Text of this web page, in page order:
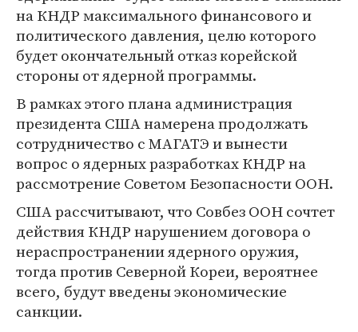
на КНДР максимального финансового и
политического давления, целю которого
будет окончательный отказ корейской
стороны от ядерной программы.
В рамках этого плана администрация
президента США намерена продолжать
сотрудничество с МАГАТЭ и вынести
вопрос о ядерных разработках КНДР на
рассмотрение Советом Безопасности ООН.
США рассчитывают, что Совбез ООН сочтет
действия КНДР нарушением договора о
нераспространении ядерного оружия,
тогда против Северной Кореи, вероятнее
всего, будут введены экономические
санкции.